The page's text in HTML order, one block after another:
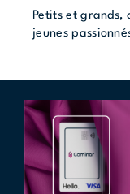
Petits et grands,
jeunes